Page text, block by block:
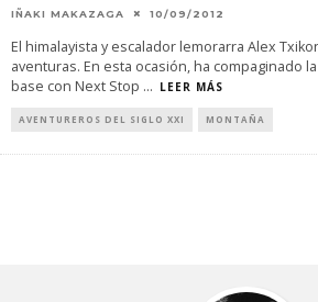
IÑAKI MAKAZAGA 10/09/2012
El himalayista y escalador lemorarra Alex
aventuras. En esta ocasión, ha compaginado
base con Next Stop ... LEER MÁS
AVENTUREROS DEL SIGLO XXI MONTAÑA